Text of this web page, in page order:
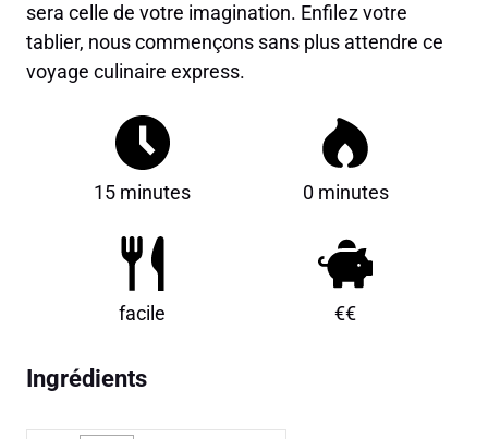
sera celle de votre imagination. Enfilez votre
tablier, nous commençons sans plus attendre ce
voyage culinaire express.
15 minutes 0 minutes
facile €€
Ingrédients